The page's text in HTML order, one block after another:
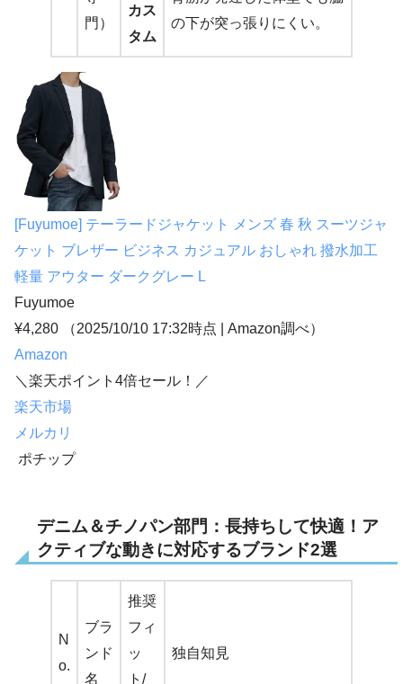
門）
カス
タム
の下が突っ張りにくい。
[Fuyumoe] テーラードジャケット メンズ 春 秋 スーツジャ
ケット ブレザー ビジネス カジュアル おしゃれ 撥水加工
軽量 アウター ダークグレー L
Fuyumoe
¥4,280
（2025/10/10 17:32時点 | Amazon調べ）
Amazon
＼楽天ポイント4倍セール！／
楽天市場
メルカリ
ポチップ
デニム＆チノパン部門：長持ちして快適！ア
クティブな動きに対応するブランド2選
N
o.
ブラ
ンド
名
推奨
フィ
ッ
ト/
独自知見